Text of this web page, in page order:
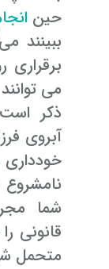
حین
ببینند
می‌
ذکر
آبروی
خودداری
شما
قانونی
متحمل